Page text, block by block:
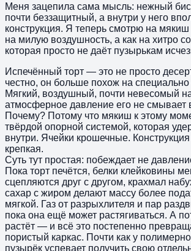
Меня зацепила сама мысль: нежный
почти беззащитный, а внутри у него
конструкция. Я теперь смотрю на
на милую воздушность, а как на хитро
которая просто не даёт пузырькам
Испечённый торт — это не просто
честно, он больше похож на
Мягкий, воздушный, почти невесомый
атмосферное давление его не смывает
Почему? Потому что мякиш к этому
твёрдой опорной системой, которая
внутри. Ячейки крошечные.
крепкая.
Суть тут простая: побеждает не
Пока торт печётся, белки клейковины
сцепляются друг с другом, крахмал
сахар с жиром делают массу более
мягкой. Газ от разрыхлителя и пар
пока она ещё может растягиваться. А
растёт — и всё это постепенно
пористый каркас. Почти как у
пузырёк успевает получить свою